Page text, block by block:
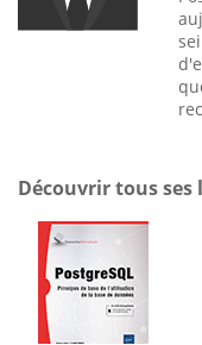
Découvrir tous ses